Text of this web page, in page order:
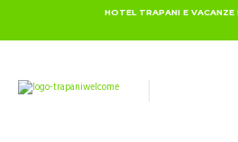
HOTEL TRAPANI E VACANZE